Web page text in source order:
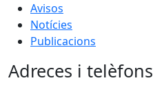
Avisos
Notícies
Publicacions
Adreces i telèfons